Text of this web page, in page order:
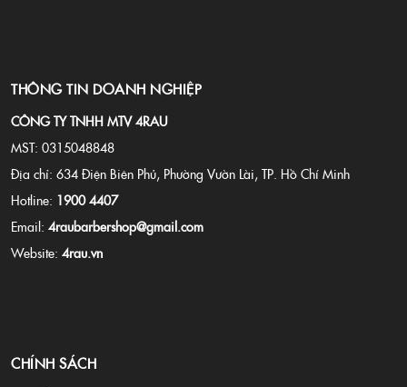
THÔNG TIN DOANH NGHIỆP
CÔNG TY TNHH MTV 4RAU
MST: 0315048848
Địa chỉ: 634 Điện Biên Phủ, Phường Vườn Lài, TP. Hồ Chí Minh
Hotline: 1900 4407
Email: 4raubarbershop@gmail.com
Website: 4rau.vn
CHÍNH SÁCH